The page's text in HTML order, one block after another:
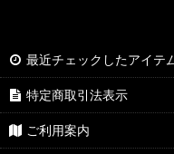
最近チェックしたアイテ
特定商取引法表示
ご利用案内